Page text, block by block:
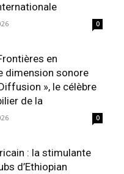
0
en
dimension sonore
», le célèbre
de la
0
: la stimulante
d’Ethiopian